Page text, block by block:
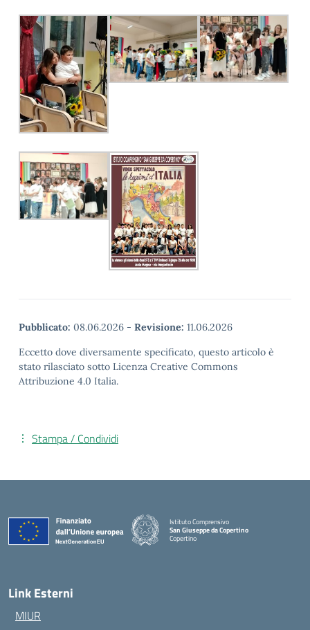
Pubblicato: 08.06.2026 - Revisione: 11.06.2026
Eccetto dove diversamente specificato, questo articolo è
stato rilasciato sotto Licenza Creative Commons
Attribuzione 4.0 Italia.
Stampa / Condividi
Istituto Comprensivo
San Giuseppe da Copertino
Copertino
— Visita la pagina iniziale della scuola
Link Esterni
MIUR